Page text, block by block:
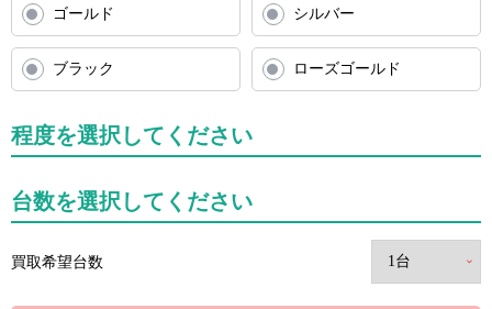
ゴールド シルバー
ブラック ローズゴールド
程度を選択してください
台数を選択してください
買取希望台数